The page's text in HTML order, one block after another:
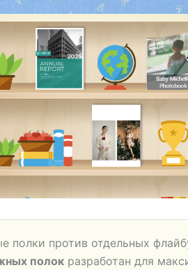
полки против отдельных
полок разработан для